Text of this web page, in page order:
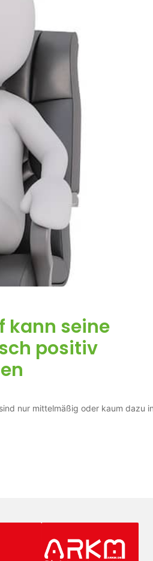
kann seine
positiv
nur mittelmäßig oder kaum dazu